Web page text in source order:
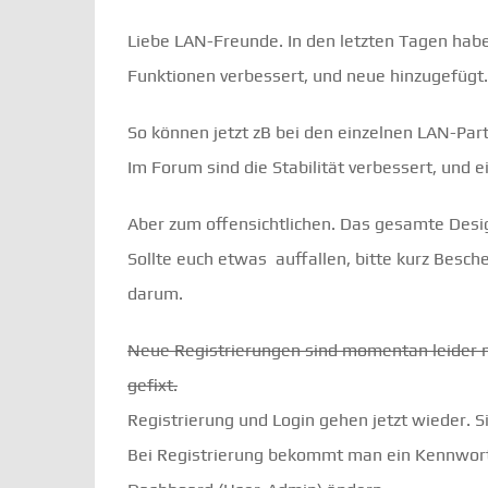
Liebe LAN-Freunde. In den letzten Tagen
Funktionen verbessert, und neue hinzugefügt.
So können jetzt zB bei den einzelnen LAN-
Im Forum sind die Stabilität verbessert, und
Aber zum offensichtlichen. Das gesamte
Sollte euch etwas auffallen, bitte kurz
darum.
Neue Registrierungen sind momentan leider
gefixt.
Registrierung und Login gehen jetzt wieder.
Bei Registrierung bekommt man ein